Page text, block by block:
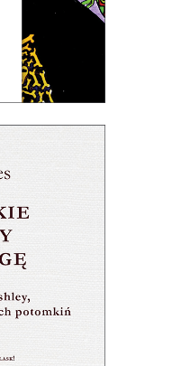
NA
historii
przede